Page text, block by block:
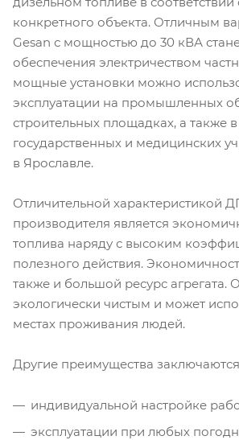
конкретного объекта. Отличным
Gesan с мощностью до 30 кВА
обеспечения электричеством
мощные установки можно
эксплуатации на промышленных
строительных площадках, а также
государственных и медицинских
в Ярославле.
Отличительной характеристикой
производителя является
топлива наряду с высоким
полезного действия.
также и большой ресурс агрегата.
экологически чистым и может
местах проживания людей.
Другие преимущества
индивидуальной настройке
эксплуатации при любых